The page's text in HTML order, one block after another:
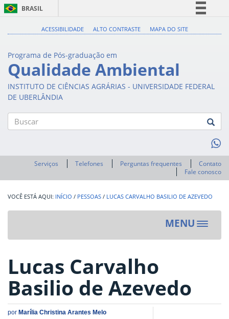
BRASIL
Acesso à informação
Legislação
ACESSIBILIDADE ALTO CONTRASTE MAPA DO SITE
Programa de Pós-graduação em
Qualidade Ambiental
INSTITUTO DE CIÊNCIAS AGRÁRIAS - UNIVERSIDADE FEDERAL
DE UBERLÂNDIA
Serviços Telefones Perguntas frequentes
Contato
Fale conosco
INÍCIO / PESSOAS / LUCAS CARVALHO BASILIO DE AZEVEDO
MENU
Toggle
Lucas Carvalho
Basilio de Azevedo
por Marília Christina Arantes Melo